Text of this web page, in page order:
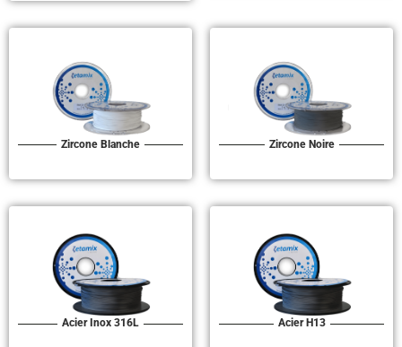
Zircone Blanche Zircone Noire
Acier Inox 316L Acier H13